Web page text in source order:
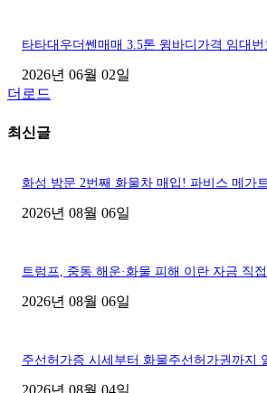
타타대우더쎈매매 3.5톤 윙바디가격 임대번
2026년 06월 02일
더로드
최신글
화성 방문 2번째 화물차 매입! 파비스 메가
2026년 08월 06일
트럼프, 중동 해운·화물 피해 이란 자금 직
2026년 08월 06일
주선허가증 시세부터 화물주선허가권까지
2026년 08월 04일